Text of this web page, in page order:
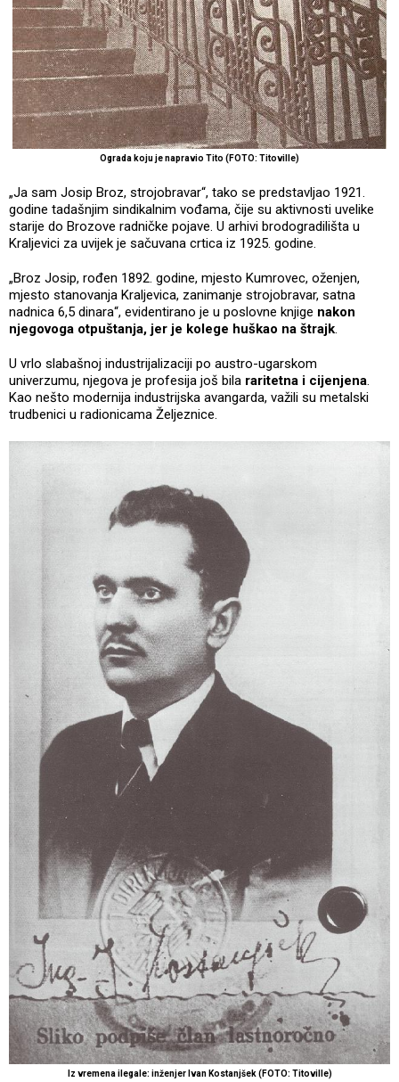
Ograda koju je napravio Tito (FOTO: Titoville)
„Ja sam Josip Broz, strojobravar“, tako se predstavljao 1921.
godine tadašnjim sindikalnim vođama, čije su aktivnosti uvelike
starije do Brozove radničke pojave. U arhivi brodogradilišta u
Kraljevici za uvijek je sačuvana crtica iz 1925. godine.
„Broz Josip, rođen 1892. godine, mjesto Kumrovec, oženjen,
mjesto stanovanja Kraljevica, zanimanje strojobravar, satna
nadnica 6,5 dinara“, evidentirano je u poslovne knjige nakon
njegovoga otpuštanja, jer je kolege huškao na štrajk.
U vrlo slabašnoj industrijalizaciji po austro-ugarskom
univerzumu, njegova je profesija još bila raritetna i cijenjena.
Kao nešto modernija industrijska avangarda, važili su metalski
trudbenici u radionicama Željeznice.
Iz vremena ilegale: inženjer Ivan Kostanjšek (FOTO: Titoville)